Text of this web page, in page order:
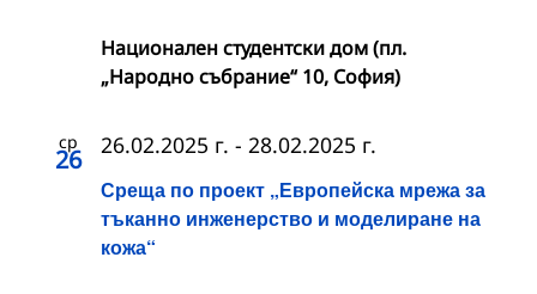
Национален студентски дом (пл.
„Народно събрание“ 10, София)
ср
26
Среща по проект „Европейска мрежа за
тъканно инженерство и моделиране на
кожа“
26.02.2025 г. - 28.02.2025 г.